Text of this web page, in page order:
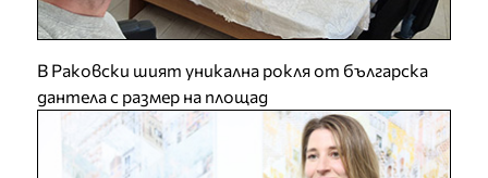
В Раковски шият уникална рокля от българска
дантела с размер на площад